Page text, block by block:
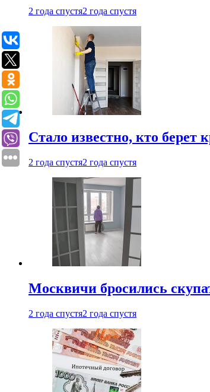
2 года спустя2 года спустя
Стало известно, кто берет
2 года спустя2 года спустя
Москвичи бросились
2 года спустя2 года спустя